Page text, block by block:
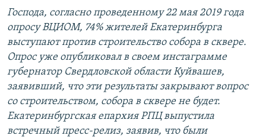
Господа, согласно проведенному 22 мая 2019 года
опросу ВЦИОМ, 74% жителей Екатеринбурга
выступают против строительство собора в сквере.
Опрос уже опубликовал в своем инстаграмме
губернатор Свердловской области Куйвашев,
заявивший, что эти результаты закрывают вопрос
со строительством, собора в сквере не будет.
Екатеринбургская епархия РПЦ выпустила
встречный пресс-релиз, заявив, что были